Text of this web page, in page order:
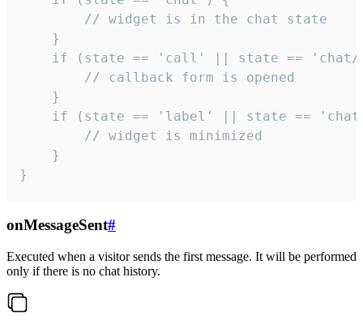
        // widget is in the chat state
    }
if (state == 'call' || state ==
        // callback form is opened
    }
if (state == 'label' || state ==
        // widget is minimized
    }
}
onMessageSent#
Executed when a visitor sends the first message. It will be performed
only if there is no chat history.